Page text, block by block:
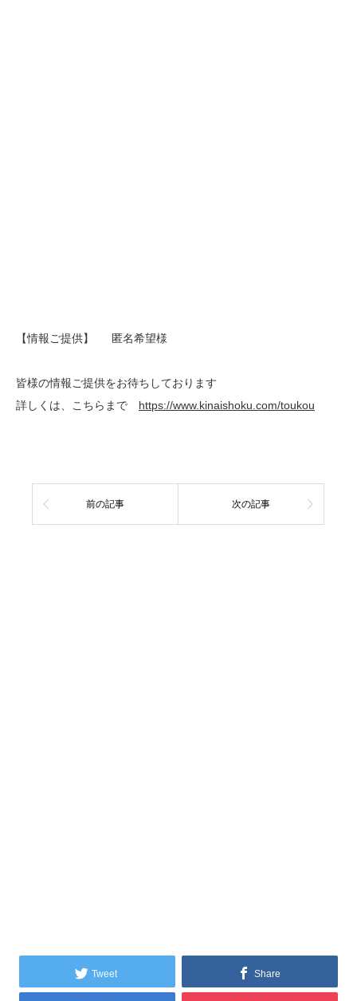
【情報ご提供】 匿名希望様
皆様の情報ご提供をお待ちしております
詳しくは、こちらまで https://www.kinaishoku.com/toukou
前の記事 次の記事
Tweet Share